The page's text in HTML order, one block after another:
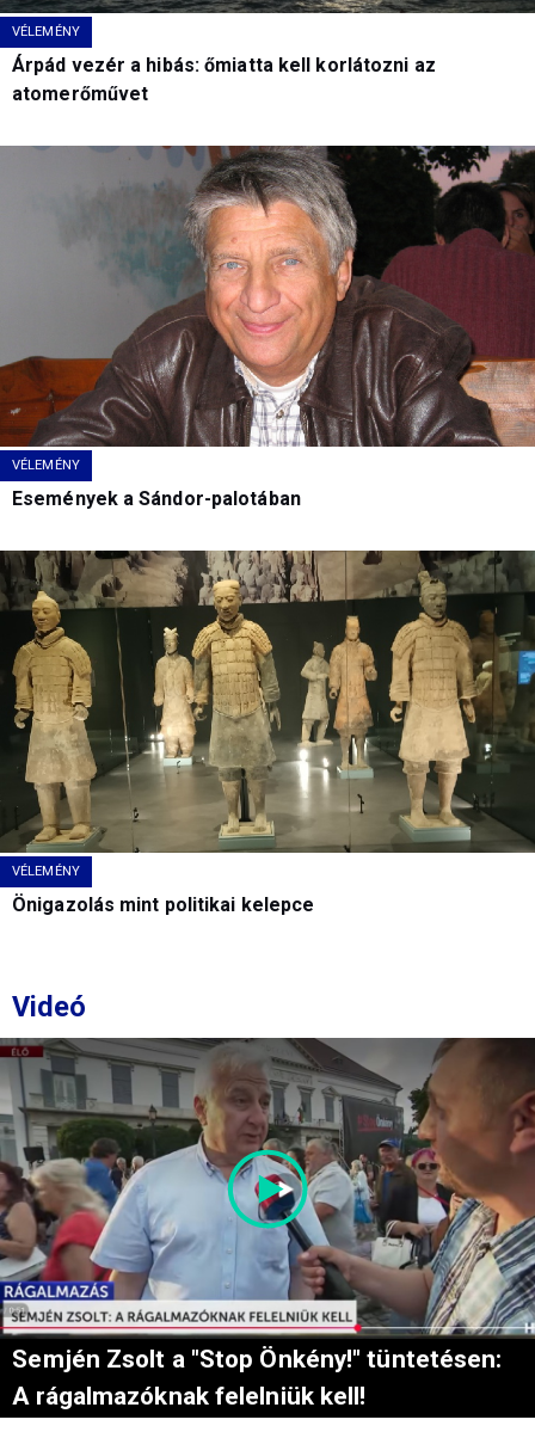
VÉLEMÉNY
Árpád vezér a hibás: őmiatta kell korlátozni az
atomerőművet
VÉLEMÉNY
Események a Sándor-palotában
VÉLEMÉNY
Önigazolás mint politikai kelepce
Videó
Semjén Zsolt a "Stop Önkény!" tüntetésen:
A rágalmazóknak felelniük kell!